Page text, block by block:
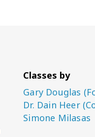
Classes by
Gary Douglas
Dr. Dain Heer
Simone Milasas